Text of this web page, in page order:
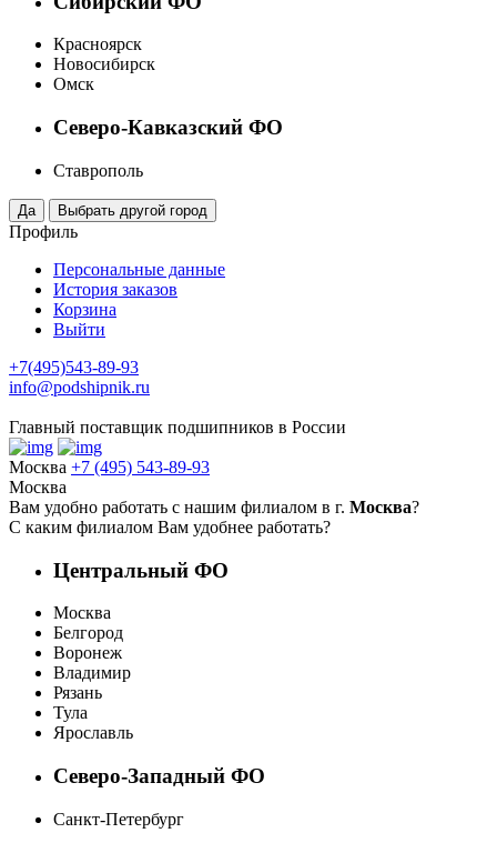
Красноярск
Новосибирск
Омск
Северо-Кавказский ФО
Ставрополь
Профиль
Персональные данные
История заказов
Корзина
Выйти
+7(495)543-89-93
info@podshipnik.ru
Главный поставщик подшипников в России
Москва +7 (495) 543-89-93
Москва
Вам удобно работать с нашим филиалом в г. Москва?
С каким филиалом Вам удобнее работать?
Центральный ФО
Москва
Белгород
Воронеж
Владимир
Рязань
Тула
Ярославль
Северо-Западный ФО
Санкт-Петербург